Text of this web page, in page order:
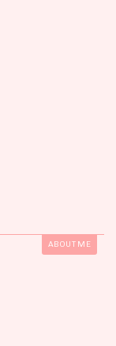
ABOUT ME